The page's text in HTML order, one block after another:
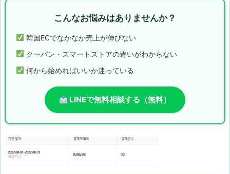
こんなお悩みはありませんか？
韓国ECでなかなか売上が伸びない
クーパン・スマートストアの違いがわからない
何から始めればいいか迷っている
LINEで無料相談する（無料）